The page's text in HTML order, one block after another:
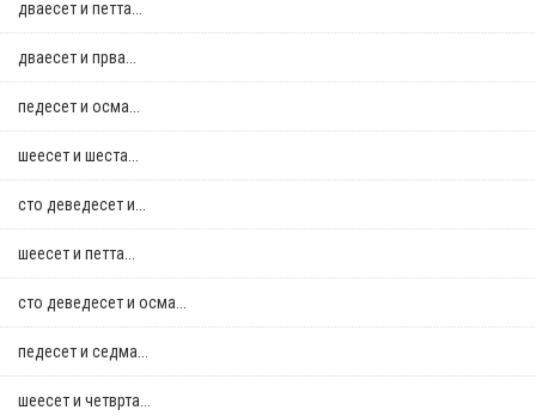
дваесет и петта...
дваесет и прва...
педесет и осма...
шеесет и шеста...
сто деведесет и...
шеесет и петта...
сто деведесет и осма...
педесет и седма...
шеесет и четврта...